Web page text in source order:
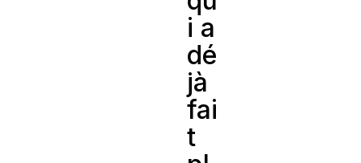
i a
dé
jà
fai
t